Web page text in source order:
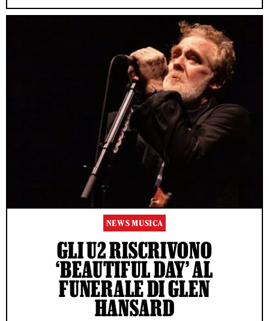
NEWS MUSICA
GLI U2 RISCRIVONO
‘BEAUTIFUL DAY’ AL
FUNERALE DI GLEN
HANSARD